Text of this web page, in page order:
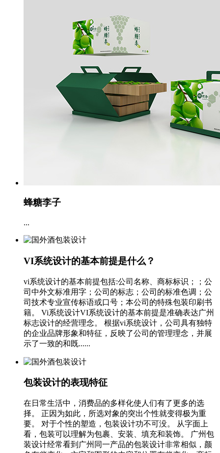
蜂糖李子
...
VI系统设计的基本前提是什么？
vi系统设计的基本前提包括:公司名称、商标标识；；公
司中外文标准用字；公司的标志；公司的标准色调；公
司技术专业宣传标语或口号；本公司的特殊包装印刷书
籍。 Vi系统设计VI系统设计的基本前提是准确表达广州
标志设计的经营理念。 根据vi系统设计，公司具有独特
的企业品牌形象和特征，反映了公司的管理理念，并展
示了一致的和既......
包装设计的表现特征
在日常生活中，消费品的多样化使人们有了更多的选
择。 正因为如此，所选对象的突出个性就变得极为重
要。 对于个性的塑造，包装设计功不可没。 从字面上
看，包装可以理解为包裹、安装、填充和装饰。 广州包
装设计经常看到广州同一产品的包装设计非常相似，颜